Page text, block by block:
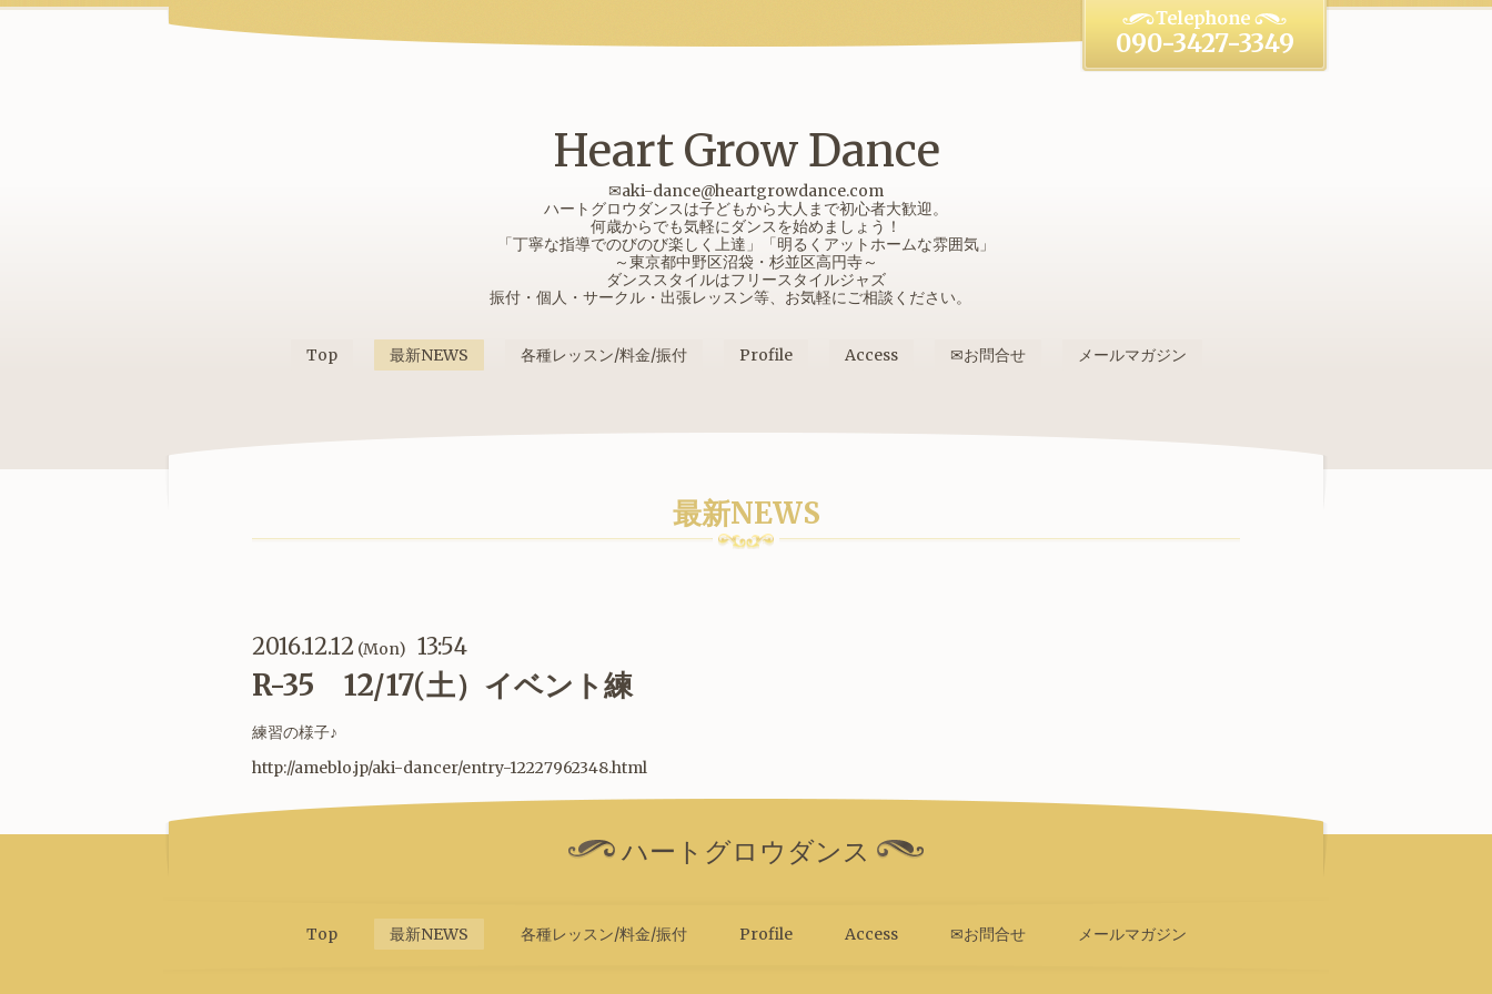
Heart Grow Dance
✉aki-dance@heartgrowdance.com
ハートグロウダンスは子どもから大人まで初心者大歓迎。
何歳からでも気軽にダンスを始めましょう！
「丁寧な指導でのびのび楽しく上達」「明るくアットホームな雰囲気」
～東京都中野区沼袋・杉並区高円寺～
ダンススタイルはフリースタイルジャズ
振付・個人・サークル・出張レッスン等、お気軽にご相談ください。
090-3427-3349
Top 最新NEWS 各種レッスン/料金/振付 Profile Access ✉お問合せ メールマガジン
最新NEWS
2016.12.12 (Mon) 13:54
R-35 12/17(土）イベント練
練習の様子♪
http://ameblo.jp/aki-dancer/entry-12227962348.html
ハートグロウダンス
Top 最新NEWS 各種レッスン/料金/振付 Profile Access ✉お問合せ メールマガジン